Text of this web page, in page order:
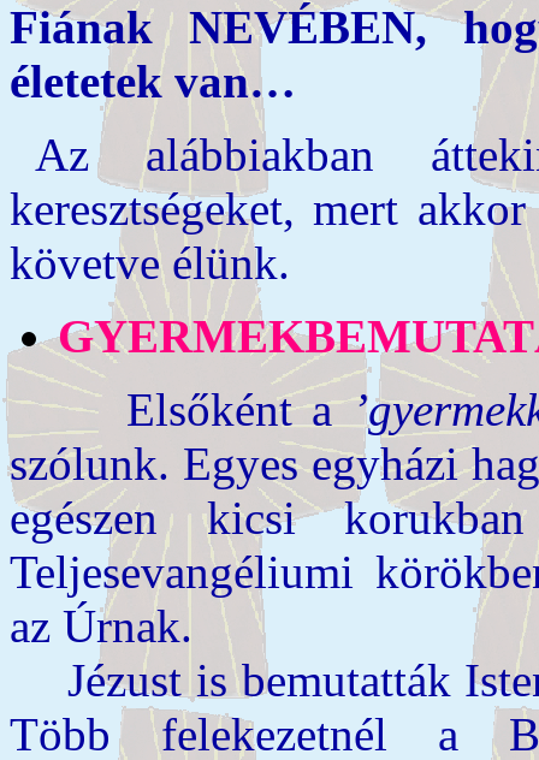
Fiának NEVÉBEN,
életetek van…
Az alábbiakban
keresztségeket, mert
követve élünk.
Elsőként a
szólunk. Egyes egyházi
egészen kicsi
Teljesevangéliumi
az Úrnak.
Jézust is bemutatták
Több felekezetnél a